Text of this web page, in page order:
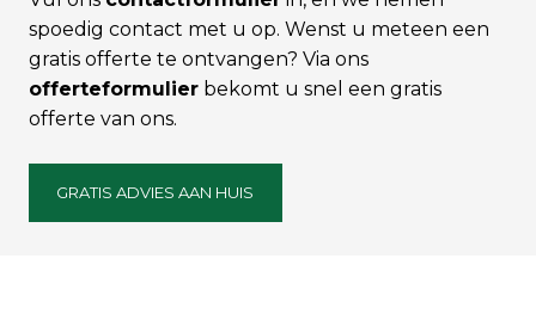
spoedig contact met u op. Wenst u meteen een
gratis offerte te ontvangen? Via ons
offerteformulier bekomt u snel een gratis
offerte van ons.
GRATIS ADVIES AAN HUIS